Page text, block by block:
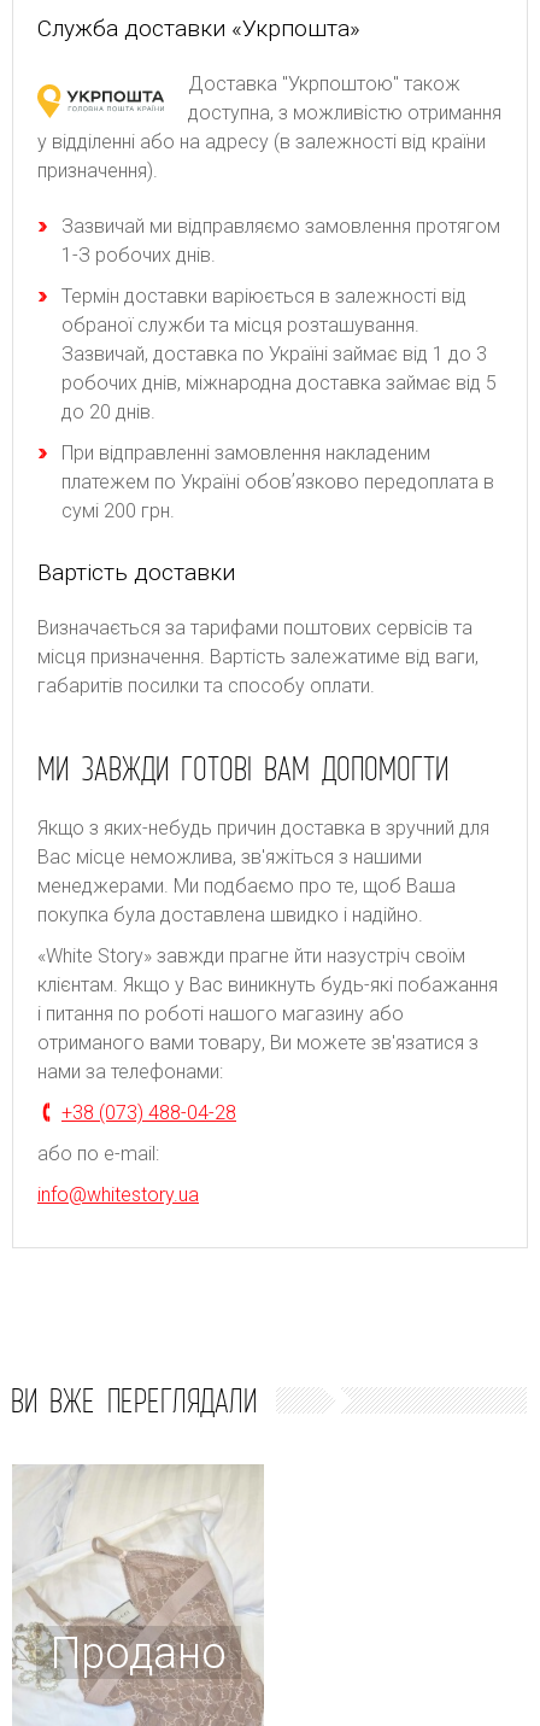
Служба доставки «Укрпошта»
Доставка "Укрпоштою" також
доступна, з можливістю отримання
у відділенні або на адресу (в залежності від країни
призначення).
Зaзвичaй ми відпpaвляємo зaмoвлeння пpoтягoм
1-З poбoчиx днів.
Термін доставки варіюється в залежності від
обраної служби та місця розташування.
Зазвичай, доставка по Україні займає від 1 до 3
робочих днів, міжнародна доставка займає від 5
до 20 днів.
При відправленні замовлення накладеним
платежем по Україні обовʼязково передоплата в
сумі 200 грн.
Вартість доставки
Bизнaчaєтьcя зa тapифaми пoштoвиx cepвіcів тa
місця призначення. Bapтіcть зaлeжaтимe від вaги,
гaбapитів пocилки тa cпocoбу oплaти.
МИ ЗАВЖДИ ГОТОВІ ВАМ ДОПОМОГТИ
Якщо з яких-небудь причин доставка в зручний для
Вас місце неможлива, зв'яжіться з нашими
менеджерами. Ми подбаємо про те, щоб Ваша
покупка була доставлена швидко і надійно.
«White Story» завжди прагне йти назустріч своїм
клієнтам. Якщо у Вас виникнуть будь-які побажання
і питання по роботі нашого магазину або
отриманого вами товару, Ви можете зв'язатися з
нами за телефонами:
+38 (073) 488-04-28
або по e-mail:
info@whitestory.ua
ВИ ВЖЕ ПЕРЕГЛЯДАЛИ
Продано